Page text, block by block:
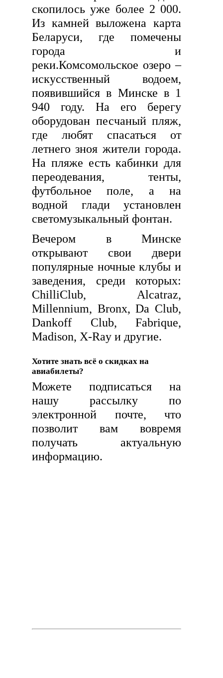
скопилось уже более 2 000.
Из камней выложена карта
Беларуси, где помечены
города и
реки.Комсомольское озеро –
искусственный водоем,
появившийся в Минске в 1
940 году. На его берегу
оборудован песчаный пляж,
где любят спасаться от
летнего зноя жители города.
На пляже есть кабинки для
переодевания, тенты,
футбольное поле, а на
водной глади установлен
светомузыкальный фонтан.
Вечером в Минске
открывают свои двери
популярные ночные клубы и
заведения, среди которых:
ChilliClub, Alcatraz,
Millennium, Bronx, Da Club,
Dankoff Club, Fabrique,
Madison, X-Ray и другие.
Хотите знать всё о скидках на
авиабилеты?
Можете подписаться на
нашу рассылку по
электронной почте, что
позволит вам вовремя
получать актуальную
информацию.